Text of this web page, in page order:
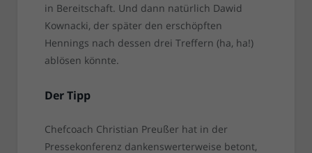
in Bereitschaft. Und dann natürlich Dawid
Kownacki, der später den erschöpften
Hennings nach dessen drei Treffern (ha, ha!)
ablösen könnte.
Der Tipp
Chefcoach Christian Preußer hat in der
Pressekonferenz dankenswerterweise betont,